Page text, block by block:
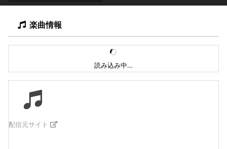
楽曲情報
読み込み中…
配信元サイト